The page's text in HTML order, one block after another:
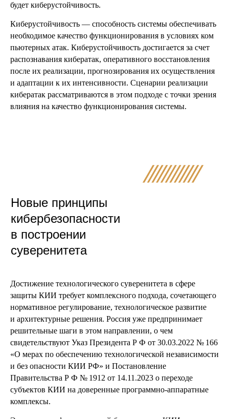
будет киберустойчивость.
Киберустойчивость — способность системы обеспечивать
необходимое качество функционирования в условиях ком
пьютерных атак. Киберустойчивость достигается за счет
распознавания кибератак, оперативного восстановления
после их реализации, прогнозирования их осуществления
и адаптации к их интенсивности. Сценарии реализации
кибератак рассматриваются в этом подходе с точки зрения
влияния на качество функционирования системы.
Новые принципы
кибербезопасности
в построении
суверенитета
Достижение технологического суверенитета в сфере
защиты КИИ требует комплексного подхода, сочетающего
нормативное регулирование, технологическое развитие
и архитектурные решения. Россия уже предпринимает
решительные шаги в этом направлении, о чем
свидетельствуют Указ Президента Р Ф от 30.03.2022 № 166
«О мерах по обеспечению технологической независимости
и без опасности КИИ РФ» и Постановление
Правительства Р Ф № 1912 от 14.11.2023 о переходе
субъектов КИИ на доверенные программно-аппаратные
комплексы.